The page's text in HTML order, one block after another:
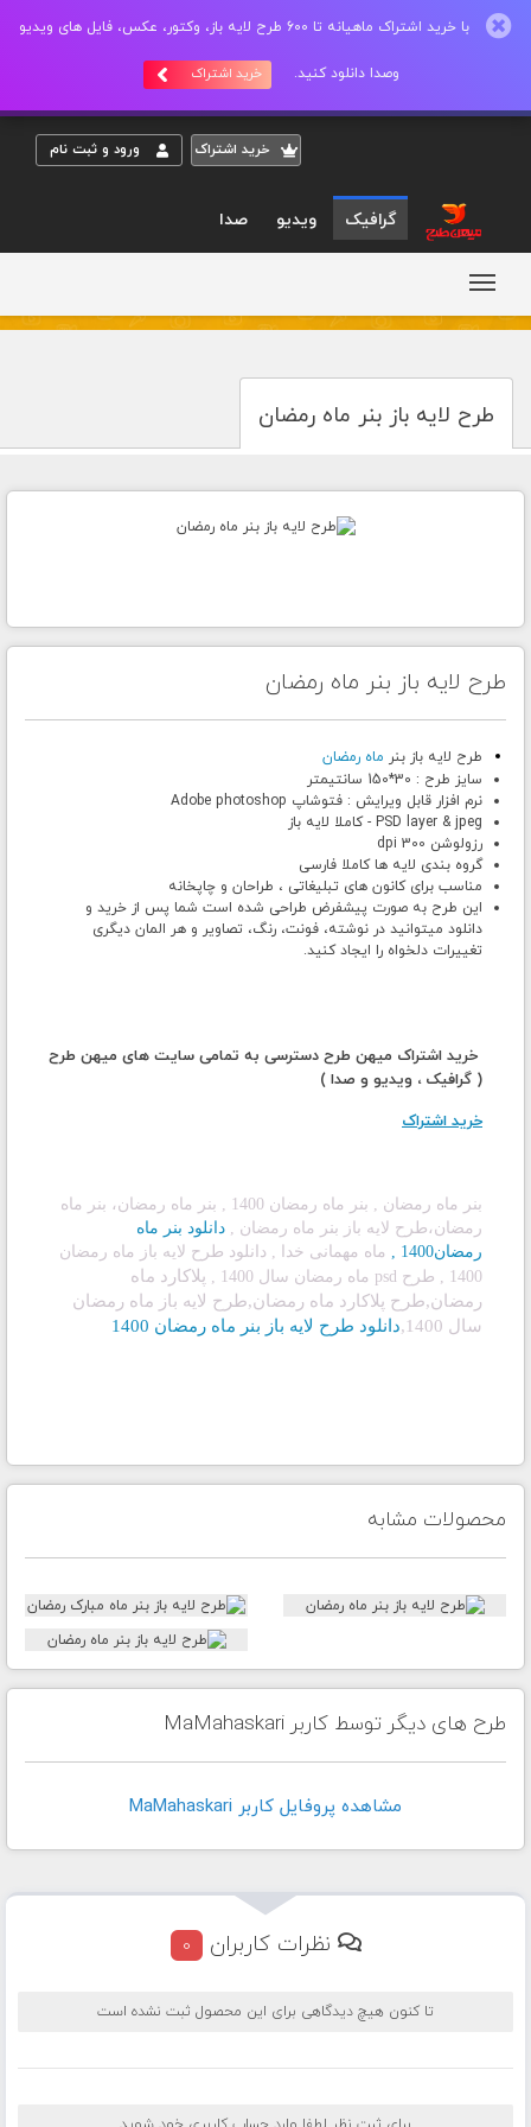
با خرید اشتراک ماهیانه تا 600 طرح لایه باز، وکتور، عکس، فایل های ویدیو
وصدا دانلود کنید. خرید اشتراک
خريد اشتراک ورود و ثبت نام
گرافیک ویدیو صدا
طرح لایه باز بنر ماه رمضان
طرح لایه باز بنر ماه رمضان
طرح لایه باز بنر ماه رمضان
سایز طرح : 30*150 سانتیمتر
نرم افزار قابل ویرایش : فتوشاپ Adobe photoshop
PSD layer & jpeg - کاملا لایه باز
رزولوشن 300 dpi
گروه بندی لایه ها کاملا فارسی
مناسب برای کانون های تبلیغاتی ، طراحان و چاپخانه
این طرح به صورت پیشفرض طراحی شده است شما پس از خرید و
دانلود میتوانید در نوشته، فونت، رنگ، تصاویر و هر المان دیگری
تغییرات دلخواه را ایجاد کنید.
خرید اشتراک میهن طرح دسترسی به تمامی سایت های میهن طرح
( گرافیک ، ویدیو و صدا )
خرید اشتراک
بنر ماه رمضان , بنر ماه رمضان 1400 , بنر ماه رمضان، بنر ماه
رمضان،طرح لایه باز بنر
ماه رمضان , دانلود بنر ماه
رمضان1400
, ماه مهمانی خدا
, دانلود طرح لایه باز ماه رمضان
1400 , طرح psd ماه رمضان سال 1400 , پلاکارد ماه
رمضان,طرح پلاکارد ماه رمضان,طرح لایه باز ماه رمضان
سال 1400,
دانلود طرح لایه باز بنر ماه رمضان 1400
محصولات مشابه
طرح های دیگر توسط کاربر MaMahaskari
مشاهده پروفايل کاربر MaMahaskari
نظرات کاربران 0
تا کنون هیچ دیدگاهی برای این محصول ثبت نشده است